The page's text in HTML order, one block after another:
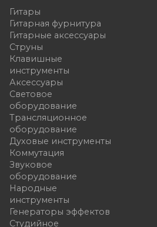
Гитары
Гитарная фурнитура
Гитарные аксессуары
Струны
Клавишные
инструменты
Аксессуары
Световое
оборудование
Трансляционное
оборудование
Духовые инструменты
Коммутация
Звуковое
оборудование
Народные
инструменты
Генераторы эффектов
Студийное